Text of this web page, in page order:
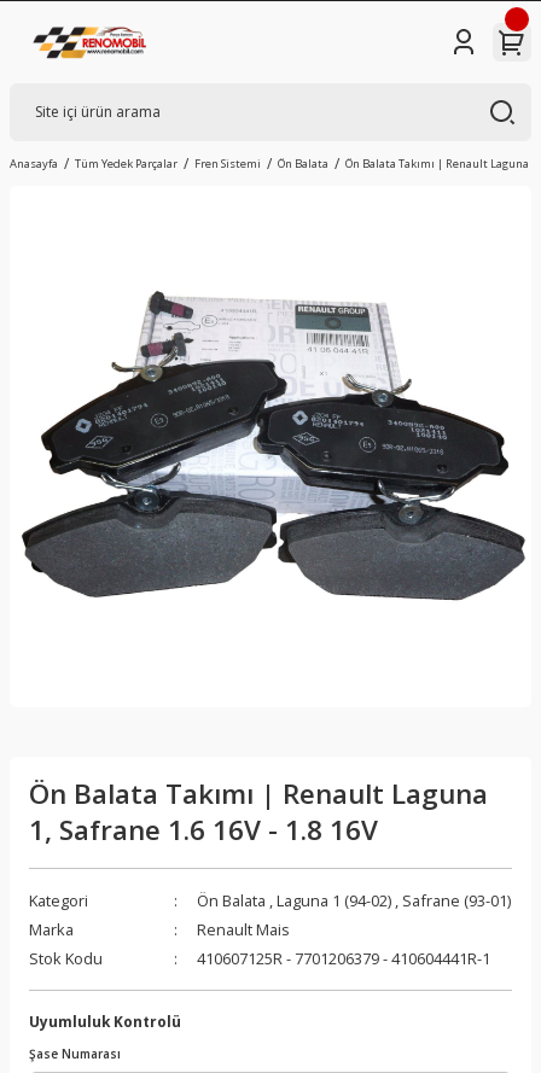
Anasayfa Tüm Yedek Parçalar Fren Sistemi Ön Balata Ön Balata Takımı | Renault Laguna 1,
Ön Balata Takımı | Renault Laguna
1, Safrane 1.6 16V - 1.8 16V
Kategori Ön Balata ,Laguna 1 (94-02) , Safrane (93-01)
Marka
Renault Mais
Stok Kodu
410607125R - 7701206379 - 410604441R-1
Uyumluluk Kontrolü
Şase Numarası